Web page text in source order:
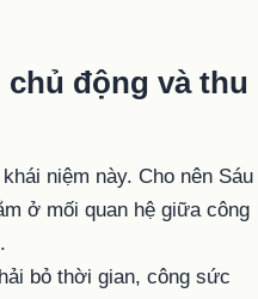
động và thu
niệm này. Cho nên Sáu
ở mối quan hệ giữa công
bỏ thời gian, công sức